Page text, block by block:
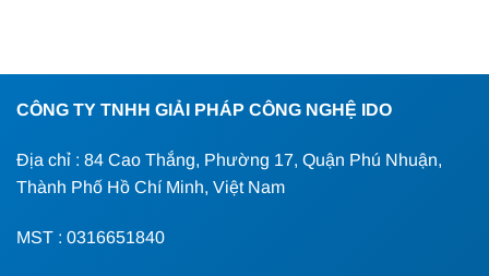
CÔNG TY TNHH GIẢI PHÁP CÔNG NGHỆ IDO
Địa chỉ : 84 Cao Thắng, Phường 17, Quận Phú Nhuận,
Thành Phố Hồ Chí Minh, Việt Nam
MST : 0316651840